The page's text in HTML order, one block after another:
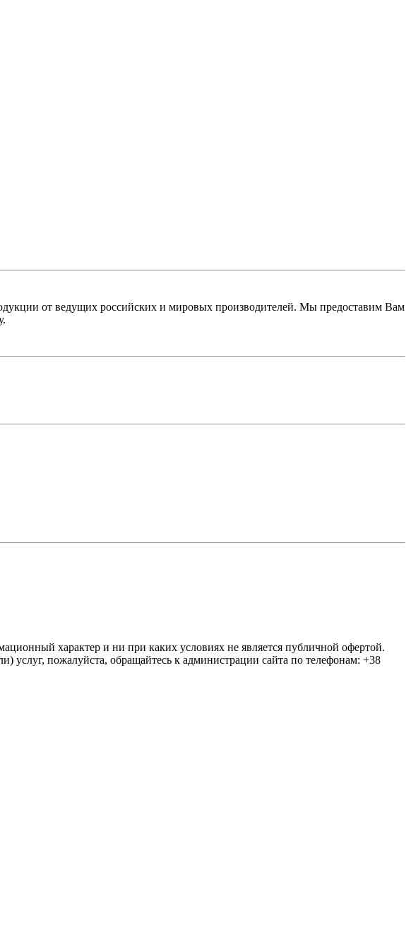
от ведущих российских и мировых производителей. Мы предоставим Вам
характер и ни при каких условиях не является публичной офертой.
услуг, пожалуйста, обращайтесь к администрации сайта по телефонам: +38